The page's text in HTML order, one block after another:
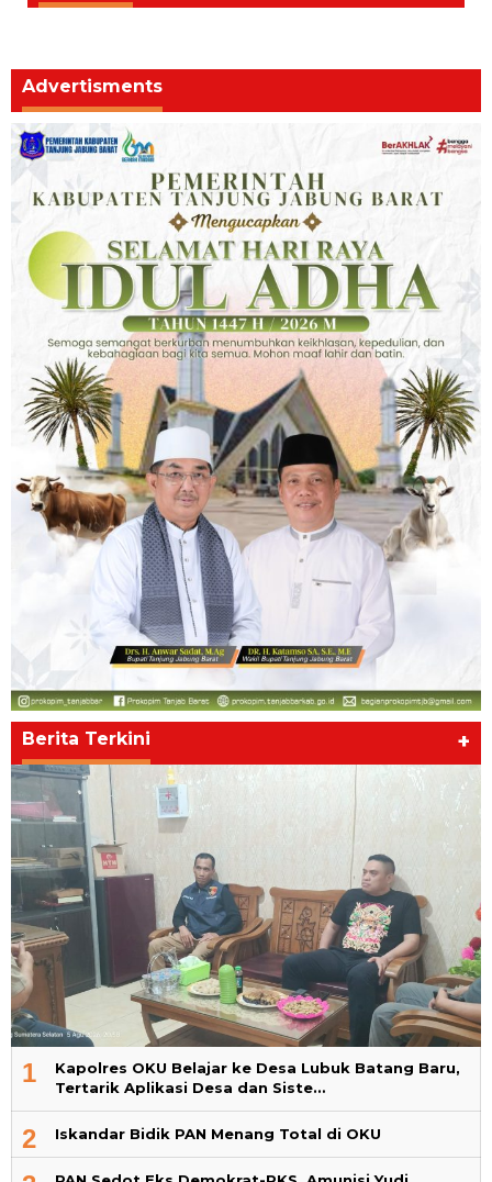
Advertisments
Berita Terkini +
1
Kapolres OKU Belajar ke Desa Lubuk Batang Baru,
Tertarik Aplikasi Desa dan Siste…
2 Iskandar Bidik PAN Menang Total di OKU